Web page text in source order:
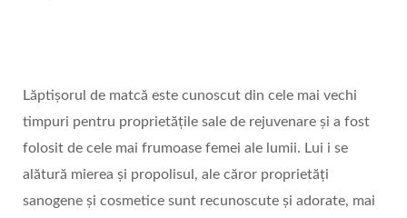
Lăptișorul de matcă este cunoscut din cele mai vechi
timpuri pentru proprietățile sale de rejuvenare și a fost
folosit de cele mai frumoase femei ale lumii. Lui i se
alătură mierea și propolisul, ale căror proprietăți
sanogene și cosmetice sunt recunoscute și adorate, mai